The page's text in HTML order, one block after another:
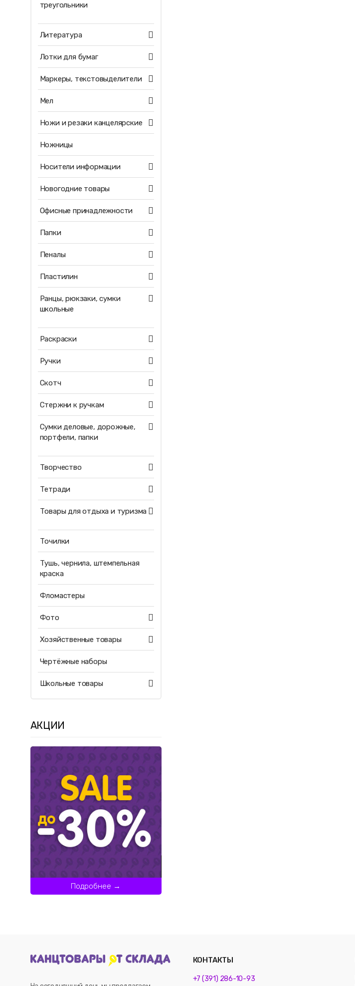
треугольники
Литература
Лотки для бумаг
Маркеры, текстовыделители
Мел
Ножи и резаки канцелярские
Ножницы
Носители информации
Новогодние товары
Офисные принадлежности
Папки
Пеналы
Пластилин
Ранцы, рюкзаки, сумки
школьные
Раскраски
Ручки
Скотч
Стержни к ручкам
Сумки деловые, дорожные,
портфели, папки
Творчество
Тетради
Товары для отдыха и туризма
Точилки
Тушь, чернила, штемпельная
краска
Фломастеры
Фото
Хозяйственные товары
Чертёжные наборы
Школьные товары
АКЦИИ
Подробнее →
КОНТАКТЫ
+7 (391) 286-10-93